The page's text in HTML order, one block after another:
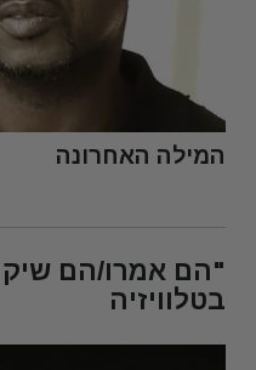
המילה האחרונה
"הם אמרו/הם
בטלוויזיה